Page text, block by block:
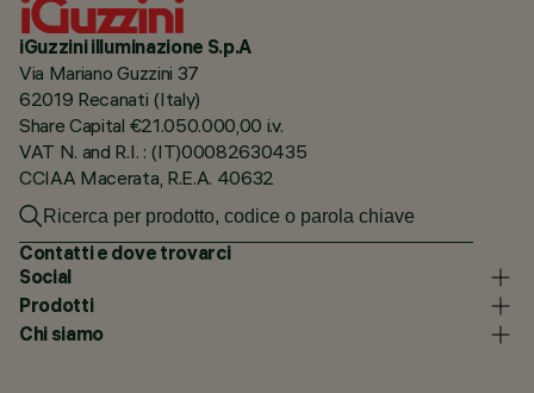
iGuzzini illuminazione S.p.A
Via Mariano Guzzini 37
62019 Recanati (Italy)
Share Capital €21.050.000,00 i.v.
VAT N. and R.I. : (IT)00082630435
CCIAA Macerata, R.E.A. 40632
Contatti e dove trovarci
Social
Prodotti
Chi siamo